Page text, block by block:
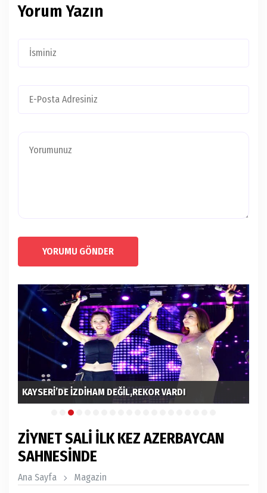
Yorum Yazın
YORUMU GÖNDER
KAYSERİ’DE İZDİHAM DEĞİL,REKOR VARDI
ZİYNET SALİ İLK KEZ AZERBAYCAN
SAHNESİNDE
Ana Sayfa Magazin